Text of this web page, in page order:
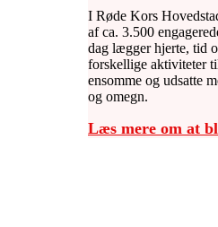
I Røde Kors
af ca. 3.500
dag lægger hjerte, tid
forskellige aktiviteter
ensomme og udsatte
og omegn.
Læs mere om at